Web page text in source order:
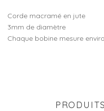
Corde macramé en jute
3mm de diamètre
Chaque bobine mesure